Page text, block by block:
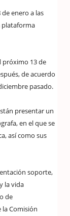
enero a las
plataforma
próximo 13 de
de acuerdo
pasado.
presentar un
en el que se
así como sus
soporte,
la vida
de
Comisión